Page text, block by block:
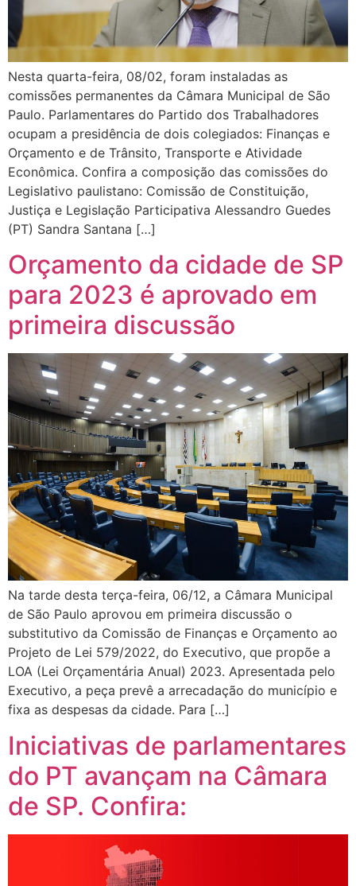
Nesta quarta-feira, 08/02, foram instaladas as
comissões permanentes da Câmara Municipal de São
Paulo. Parlamentares do Partido dos Trabalhadores
ocupam a presidência de dois colegiados: Finanças e
Orçamento e de Trânsito, Transporte e Atividade
Econômica. Confira a composição das comissões do
Legislativo paulistano: Comissão de Constituição,
Justiça e Legislação Participativa Alessandro Guedes
(PT) Sandra Santana […]
Orçamento da cidade de SP
para 2023 é aprovado em
primeira discussão
Na tarde desta terça-feira, 06/12, a Câmara Municipal
de São Paulo aprovou em primeira discussão o
substitutivo da Comissão de Finanças e Orçamento ao
Projeto de Lei 579/2022, do Executivo, que propõe a
LOA (Lei Orçamentária Anual) 2023. Apresentada pelo
Executivo, a peça prevê a arrecadação do município e
fixa as despesas da cidade. Para […]
Iniciativas de parlamentares
do PT avançam na Câmara
de SP. Confira: